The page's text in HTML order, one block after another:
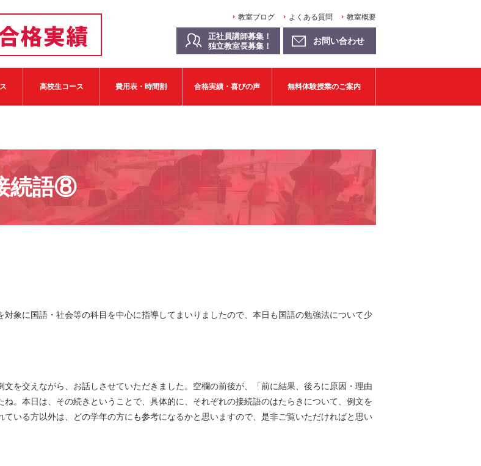
教室ブログ よくある質問 教室概要
正社員講師募集！
独立教室長募集！
お問い合わせ
高校生コース 費用表・時間割 合格実績・喜びの声 無料体験授業のご案内
続語⑧
象に国語・社会等の科目を中心に指導してまいりましたので、本日も国語の勉強法について少
を交えながら、お話しさせていただきました。空欄の前後が、「前に結果、後ろに原因・理由
。本日は、その続きということで、具体的に、それぞれの接続語のはたらきについて、例文を
いる方以外は、どの学年の方にも参考になるかと思いますので、是非ご覧いただければと思い